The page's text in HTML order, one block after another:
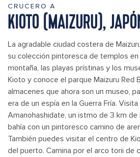
CRUCERO A
KIOTO (MAIZURU),
La agradable ciudad costera de
su colección pintoresca de templos en
montaña, las playas prístinas y los
Kioto y conoce el parque Maizuru Red
almacenes que ahora son un museo,
era de un espía en la Guerra Fría.
Amanohashidate, un istmo de 3 km
bahía con un pintoresco camino de
También puedes visitar el centro de
del puerto. Camina por el arco torii de